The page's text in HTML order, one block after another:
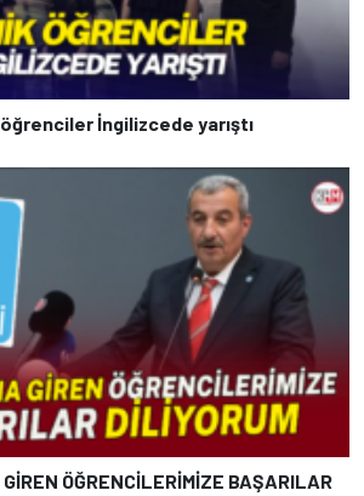
İngilizcede yarıştı
ÖĞRENCİLERİMİZE BAŞARILAR